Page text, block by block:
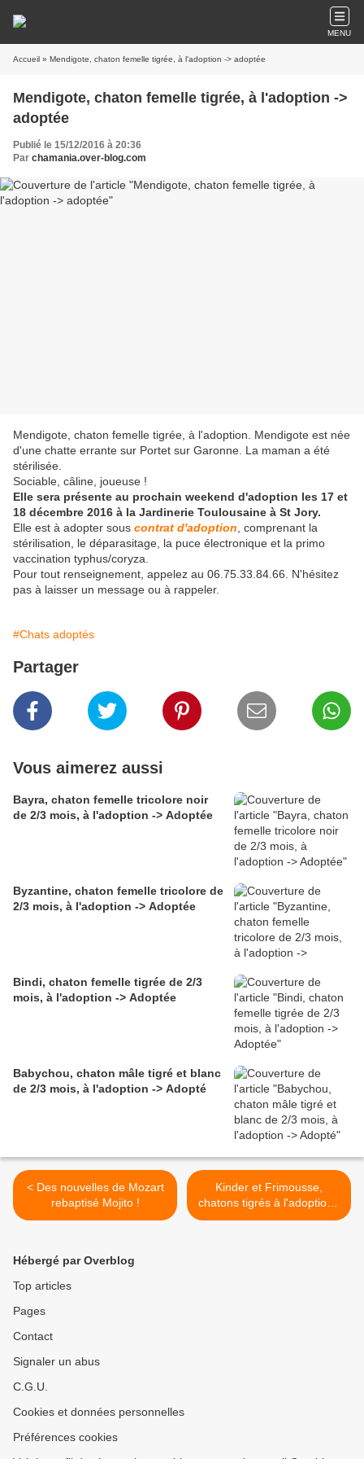
MENU
Accueil » Mendigote, chaton femelle tigrée, à l'adoption -> adoptée
Mendigote, chaton femelle tigrée, à l'adoption ->
adoptée
Publié le 15/12/2016 à 20:36
Par chamania.over-blog.com
Mendigote, chaton femelle tigrée, à l'adoption. Mendigote est née
d'une chatte errante sur Portet sur Garonne. La maman a été
stérilisée.
Sociable, câline, joueuse !
Elle sera présente au prochain weekend d'adoption les 17 et
18 décembre 2016 à la Jardinerie Toulousaine à St Jory.
Elle est à adopter sous contrat d'adoption , comprenant la
stérilisation, le déparasitage, la puce électronique et la primo
vaccination typhus/coryza.
Pour tout renseignement, appelez au 06.75.33.84.66. N'hésitez
pas à laisser un message ou à rappeler.
#Chats adoptés
Partager
Vous aimerez aussi
Bayra, chaton femelle tricolore noir
de 2/3 mois, à l'adoption -> Adoptée
Byzantine, chaton femelle tricolore de
2/3 mois, à l'adoption -> Adoptée
Bindi, chaton femelle tigrée de 2/3
mois, à l'adoption -> Adoptée
Babychou, chaton mâle tigré et blanc
de 2/3 mois, à l'adoption -> Adopté
< Des nouvelles de Mozart
rebaptisé Mojito !
Kinder et Frimousse,
chatons tigrés à l'adoption -
> adoptés >
Hébergé par Overblog
Top articles
Pages
Contact
Signaler un abus
C.G.U.
Cookies et données personnelles
Préférences cookies